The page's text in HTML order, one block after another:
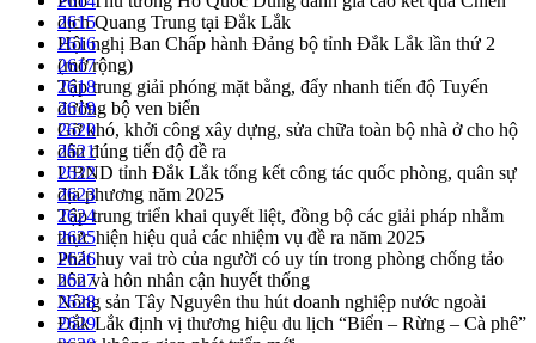
dịch Quang Trung tại Đắk Lắk
Hội nghị Ban Chấp hành Đảng bộ tỉnh Đắk Lắk lần thứ 2
(mở rộng)
Tập trung giải phóng mặt bằng, đẩy nhanh tiến độ Tuyến
đường bộ ven biển
Gỡ khó, khởi công xây dựng, sửa chữa toàn bộ nhà ở cho hộ
dân đúng tiến độ đề ra
UBND tỉnh Đắk Lắk tổng kết công tác quốc phòng, quân sự
địa phương năm 2025
Tập trung triển khai quyết liệt, đồng bộ các giải pháp nhằm
thực hiện hiệu quả các nhiệm vụ đề ra năm 2025
Phát huy vai trò của người có uy tín trong phòng chống tảo
hôn và hôn nhân cận huyết thống
Nông sản Tây Nguyên thu hút doanh nghiệp nước ngoài
Đắk Lắk định vị thương hiệu du lịch “Biển – Rừng – Cà phê”
2615
2616
2617
2618
2619
2620
2621
2622
2623
2624
2625
2626
2627
2628
2629